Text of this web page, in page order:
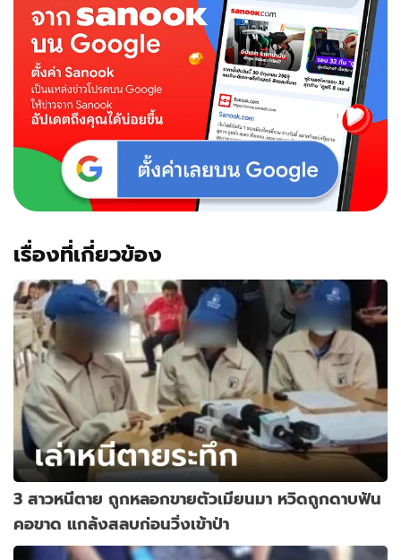
เรื่องที่เกี่ยวข้อง
3 สาวหนีตาย ถูกหลอกขายตัวเมียนมา หวิดถูกดาบฟัน
คอขาด แกล้งสลบก่อนวิ่งเข้าป่า